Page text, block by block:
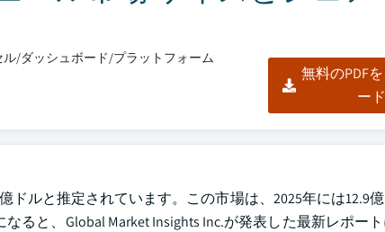
ル/ダッシュボード/プラットフォーム
無料のPDF
ード
ドルと推定されています。この市場は、2025年には12.9
ると、Global Market Insights Inc.が発表した最新レポー